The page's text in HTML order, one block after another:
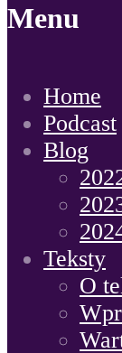
Menu
Home
Podcast
Blog
Teksty
O